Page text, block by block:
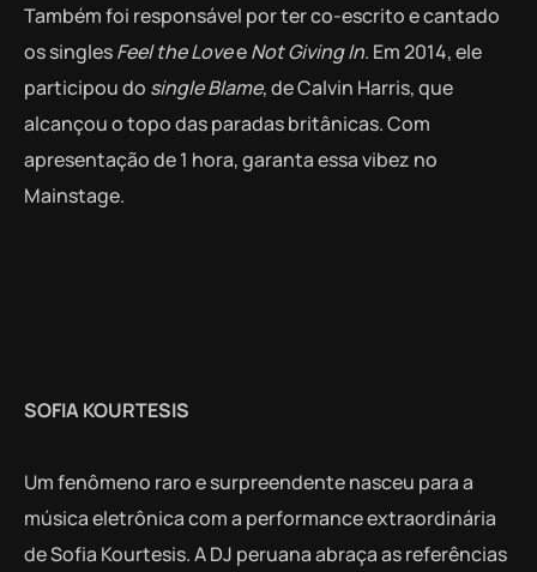
Também foi responsável por ter co-escrito e cantado
os singlesFeel the LoveeNot Giving In. Em 2014, ele
participou do singleBlame, de Calvin Harris, que
alcançou o topo das paradas britânicas. Com
apresentação de 1 hora, garanta essa vibez no
Mainstage.
SOFIA KOURTESIS
Um fenômeno raro e surpreendente nasceu para a
música eletrônica com a performance extraordinária
de Sofia Kourtesis. A DJ peruana abraça as referências